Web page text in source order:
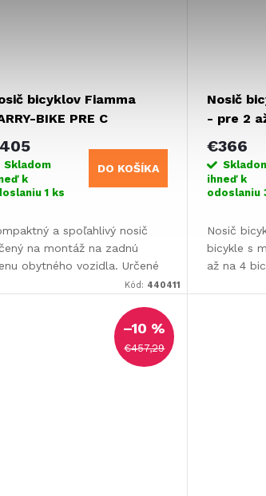
bicyklov Fiamma
BIKE PRE C
Skladom
k
1 ks
DO KOŠÍKA
a spoľahlivý nosič
na montáž na zadnú
obytného vozidla. Určené
až pre 4 kolesá.
Kód: 440411
Nosič
- pre 2
€366
ihneď k
odoslaniu
Nosič
bicykle s
až na 4
€457,29
–10 %